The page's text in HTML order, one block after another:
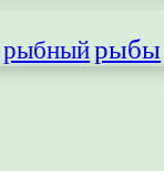
рыбныйрыбы